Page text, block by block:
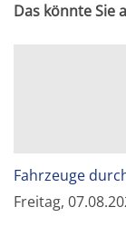
Das könnte Sie
Fahrzeuge
Freitag,